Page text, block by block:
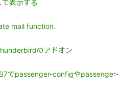
表示する
mail function.
のアドオン
でpassenger-configやpassenger-